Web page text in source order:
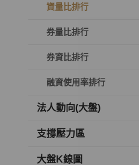
資量比排行
券量比排行
券資比排行
融資使用率排行
法人動向(大盤)
支撐壓力區
大盤K線圖